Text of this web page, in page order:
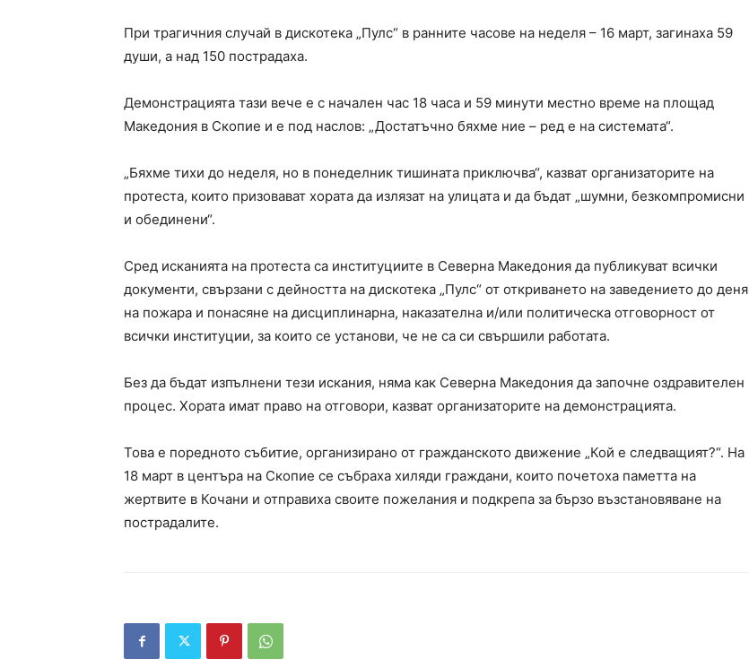
При трагичния случай в дискотека „Пулс“ в ранните часове на неделя – 16 март, загинаха 59
души, а над 150 пострадаха.
Демонстрацията тази вече е с начален час 18 часа и 59 минути местно време на площад
Македония в Скопие и е под наслов: „Достатъчно бяхме ние – ред е на системата“.
„Бяхме тихи до неделя, но в понеделник тишината приключва“, казват организаторите на
протеста, които призовават хората да излязат на улицата и да бъдат „шумни, безкомпромисни
и обединени“.
Сред исканията на протеста са институциите в Северна Македония да публикуват всички
документи, свързани с дейността на дискотека „Пулс“ от откриването на заведението до деня
на пожара и понасяне на дисциплинарна, наказателна и/или политическа отговорност от
всички институции, за които се установи, че не са си свършили работата.
Без да бъдат изпълнени тези искания, няма как Северна Македония да започне оздравителен
процес. Хората имат право на отговори, казват организаторите на демонстрацията.
Това е поредното събитие, организирано от гражданското движение „Кой е следващият?“. На
18 март в центъра на Скопие се събраха хиляди граждани, които почетоха паметта на
жертвите в Кочани и отправиха своите пожелания и подкрепа за бързо възстановяване на
пострадалите.